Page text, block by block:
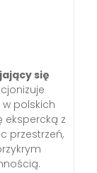
się
polskich
ekspercką z
przestrzeń,